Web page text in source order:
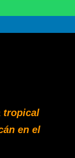
tropical
en el